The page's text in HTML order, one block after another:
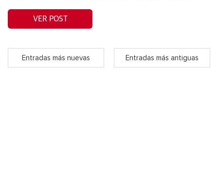
VER POST
Entradas más nuevas Entradas más antiguas